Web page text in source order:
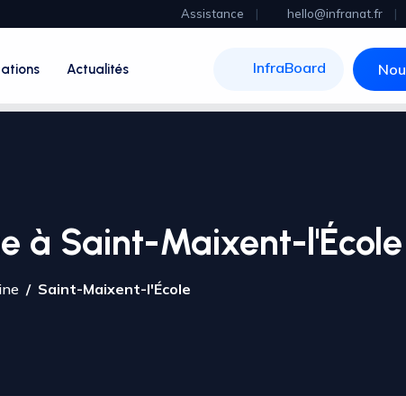
Assistance | hello@infranat.fr |
Actualités InfraBoard
à Saint-Maixent-l'École
Saint-Maixent-l'École